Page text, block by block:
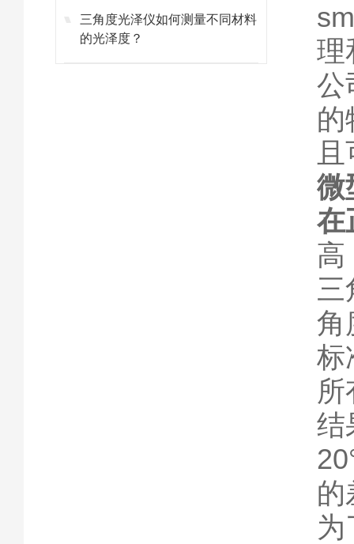
三角度光泽仪如何测量不同材料
的光泽度？
理
公
的
微
在
高
三
角
标
结
的